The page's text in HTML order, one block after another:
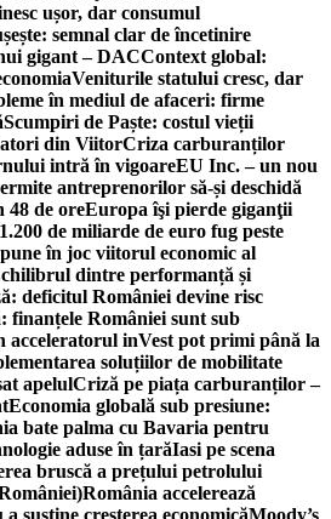
ușor, dar consumul
semnal clar de încetinire
gigant – DACContext global:
Veniturile statului cresc, dar
în mediul de afaceri: firme
Scumpiri de Paște: costul vieții
din ViitorCriza carburanților
intră în vigoareEU Inc. – un nou
antreprenorilor să-și deschidă
48 de oreEuropa îşi pierde giganţii
de miliarde de euro fug peste
în joc viitorul economic al
dintre performanță și
deficitul României devine risc
finanțele României sunt sub
acceleratorul inVest pot primi până la
soluțiilor de mobilitate
apelulCriză pe piața carburanților –
Economia globală sub presiune:
bate palma cu Bavaria pentru
aduse în țarăIasi pe scena
bruscă a prețului petrolului
România accelerează